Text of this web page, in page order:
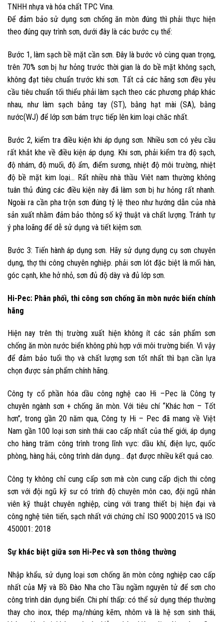
TNHH nhựa và hóa chất TPC Vina.
Để đảm bảo sử dụng sơn chống ăn mòn đúng thì phải thực hiện
theo đúng quy trình sơn, dưới đây là các bước cụ thể:
Bước 1, làm sạch bề mặt cần sơn. Đây là bước vô cùng quan trọng,
trên 70% sơn bị hư hỏng trước thời gian là do bề mặt không sạch,
không đạt tiêu chuẩn trước khi sơn. Tất cả các hãng sơn đều yêu
cầu tiêu chuẩn tối thiểu phải làm sạch theo các phương pháp khác
nhau, như làm sạch bằng tay (ST), bằng hạt mài (SA), bằng
nước(WJ) để lớp sơn bám trực tiếp lên kim loại chăc nhất.
Bước 2, kiểm tra điều kiện khi áp dụng sơn. Nhiều sơn có yêu cầu
rất khắt khe về điều kiện áp dụng. Khi sơn, phải kiểm tra độ sạch,
độ nhám, độ muối, độ ẩm, điểm sương, nhiệt độ môi trường, nhiệt
độ bề mặt kim loại… Rất nhiều nhà thầu Viêt nam thường không
tuân thủ đúng các điều kiện này đã làm sơn bị hư hỏng rất nhanh.
Ngoài ra cần pha trộn sơn đúng tỷ lệ theo như hướng dẫn của nhà
sản xuất nhằm đảm bảo thông số kỹ thuật và chất lượng. Tránh tự
ý pha loãng để dễ sử dụng và tiết kiệm sơn.
Bước 3: Tiến hành áp dụng sơn. Hãy sử dụng dụng cụ sơn chuyên
dụng, thợ thi công chuyên nghiệp. phải sơn lót đặc biệt là mối hàn,
góc cạnh, khe hở nhỏ, sơn đủ độ dày và đủ lớp sơn.
Hi-Pec: Phân phối, thi công sơn chống ăn mòn nước biển chính
hãng
Hiện nay trên thị trường xuất hiện không ít các sản phẩm sơn
chống ăn mòn nước biển không phù hợp với môi trường biển. Vì vậy
để đảm bảo tuổi thọ và chất lượng sơn tốt nhất thì bạn cần lựa
chọn được sản phẩm chính hãng.
Công ty cổ phần hóa dầu công nghệ cao Hi –Pec là Công ty
chuyên ngành sơn + chống ăn mòn. Với tiêu chí “Khác hơn – Tốt
hơn”, trong gần 20 năm qua, Công ty Hi – Pec đã mang về Việt
Nam gần 100 loại sơn sinh thái cao cấp nhất của thế giới, áp dụng
cho hàng trăm công trình trong lĩnh vực: dầu khí, điện lực, quốc
phòng, hàng hải, công trình dân dụng… đạt được nhiều kết quả cao.
Công ty không chỉ cung cấp sơn mà còn cung cấp dịch thi công
sơn với đội ngũ kỹ sư có trình độ chuyên môn cao, đội ngũ nhân
viên kỹ thuật chuyên nghiệp, cùng với trang thiết bị hiện đại và
công nghệ tiên tiến, sạch nhất với chứng chỉ ISO 9000:2015 và ISO
450001: 2018
Sự khác biệt giữa sơn Hi-Pec và sơn thông thường
Nhập khẩu, sử dụng loại sơn chống ăn mòn công nghiệp cao cấp
nhất của Mỹ và Bồ Đào Nha cho Tầu ngầm nguyên tử để sơn cho
công trình dân dụng biển. Chi phí thấp: có thể sử dụng thép thường
thay cho inox, thép mạ/nhúng kẽm, nhôm và là hệ sơn sinh thái,